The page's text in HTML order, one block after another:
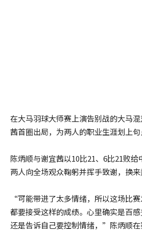
在大马羽球大师赛上演告别战的大马
茜首圈出局，为两人的职业生涯划上句
陈炳顺与谢宜茜以10比21、6比21败给
两人向全场观众鞠躬并挥手致谢，换来
“可能带进了太多情绪，所以这场比
都要接受这样的成绩。心里确实是百
还是告诉自己要控制情绪，”陈炳顺在